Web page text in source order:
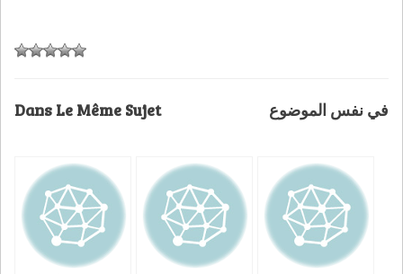
Dans Le Même Sujet في نفس الموضوع